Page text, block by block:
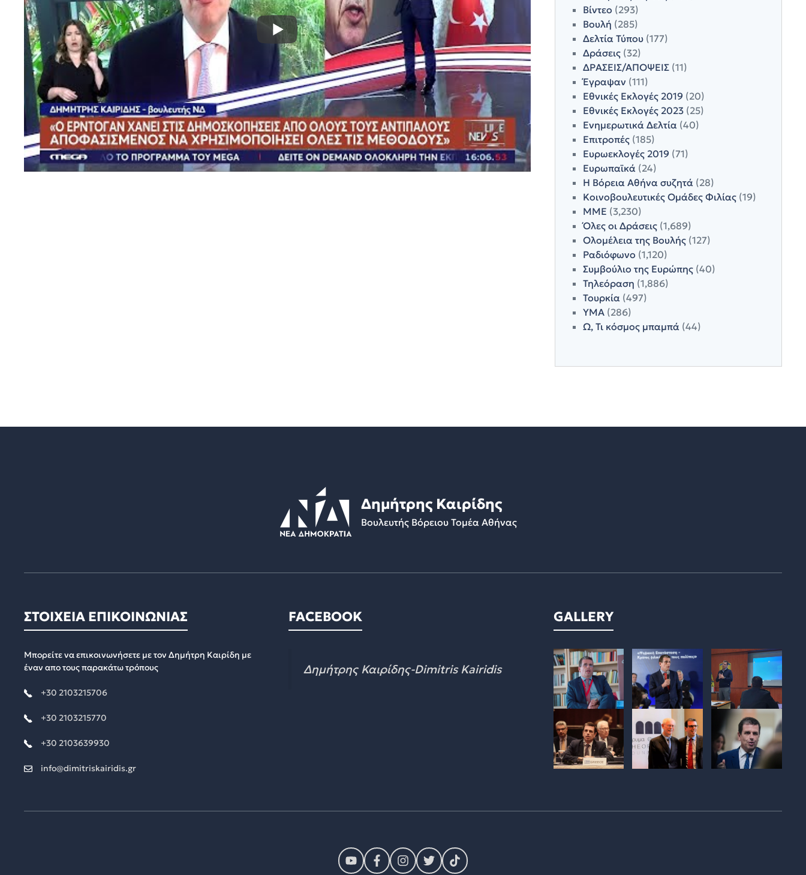
Βίντεο (293)
Βουλή (285)
Δελτία Τύπου(177)
Δράσεις(32)
ΔΡΑΣΕΙΣ/ΑΠΟΨΕΙΣ(11)
Έγραψαν (111)
Εθνικές Εκλογές 2019 (20)
Εθνικές Εκλογές 2023(25)
Ενημερωτικά Δελτία(40)
Επιτροπές(185)
Ευρωεκλογές 2019 (71)
Ευρωπαϊκά(24)
Η Βόρεια Αθήνα συζητά(28)
Κοινοβουλευτικές Ομάδες Φιλίας(19)
ΜΜΕ (3,230)
Όλες οι Δράσεις(1,689)
Ολομέλεια της Βουλής(127)
Ραδιόφωνο (1,120)
Συμβούλιο της Ευρώπης(40)
Τηλεόραση (1,886)
Τουρκία(497)
ΥΜΑ(286)
Ω, Τι κόσμος μπαμπά(44)
Δημήτρης Καιρίδης
Βουλευτής Βόρειου Τομέα Αθήνας
ΣΤΟΙΧΕΙΑ ΕΠΙΚΟΙΝΩΝΙΑΣ
Μπορείτε να επικοινωνήσετε με τον Δημήτρη Καιρίδη με
έναν απο τους παρακάτω τρόπους
+30 2103215706
+30 2103215770
+30 2103639930
info@dimitriskairidis.gr
FACEBOOK
Δημήτρης Καιρίδης-Dimitris Kairidis
GALLERY